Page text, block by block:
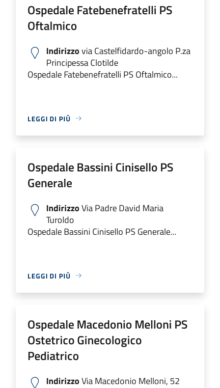
Ospedale Fatebenefratelli PS
Oftalmico
Indirizzovia Castelfidardo-angolo P.za
Principessa Clotilde
Ospedale Fatebenefratelli PS Oftalmico...
LEGGI DI PIÙ
Ospedale Bassini Cinisello PS
Generale
IndirizzoVia Padre David Maria
Turoldo
Ospedale Bassini Cinisello PS Generale...
LEGGI DI PIÙ
Ospedale Macedonio Melloni PS
Ostetrico Ginecologico
Pediatrico
IndirizzoVia Macedonio Melloni, 52